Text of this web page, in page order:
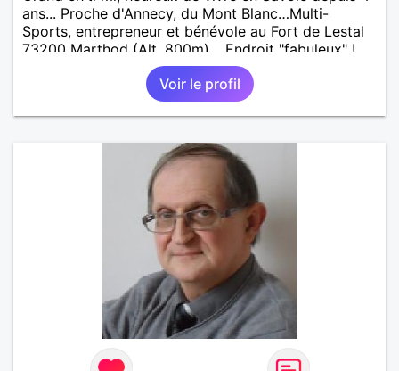
ans... Proche d'Annecy, du Mont Blanc…Multi-
Sports, entrepreneur et bénévole au Fort de Lestal
73200 Marthod (Alt. 800m)… Endroit "fabuleux" !…
Enquêtes et tu me trouveras !
Voir le profil